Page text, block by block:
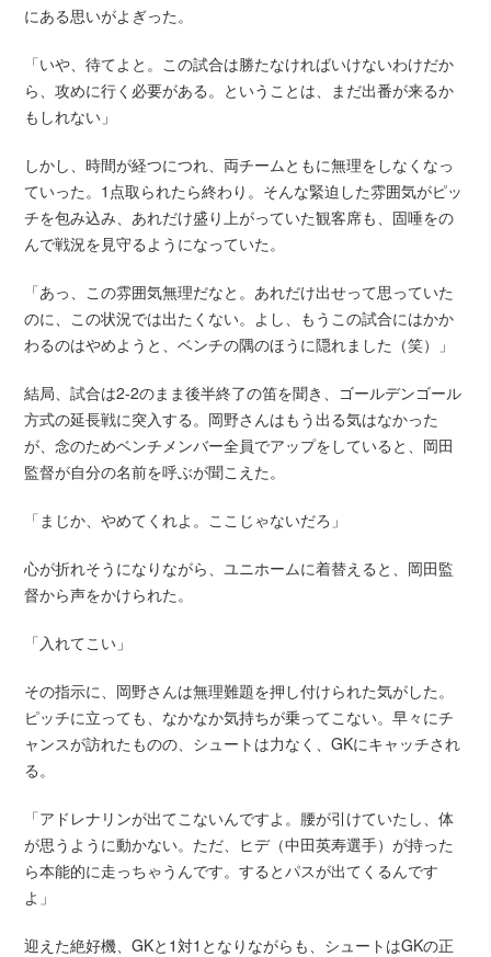
にある思いがよぎった。
「いや、待てよと。この試合は勝たなければいけないわけだか
ら、攻めに行く必要がある。ということは、まだ出番が来るか
もしれない」
しかし、時間が経つにつれ、両チームともに無理をしなくなっ
ていった。1点取られたら終わり。そんな緊迫した雰囲気がピッ
チを包み込み、あれだけ盛り上がっていた観客席も、固唾をの
んで戦況を見守るようになっていた。
「あっ、この雰囲気無理だなと。あれだけ出せって思っていた
のに、この状況では出たくない。よし、もうこの試合にはかか
わるのはやめようと、ベンチの隅のほうに隠れました（笑）」
結局、試合は2-2のまま後半終了の笛を聞き、ゴールデンゴール
方式の延長戦に突入する。岡野さんはもう出る気はなかった
が、念のためベンチメンバー全員でアップをしていると、岡田
監督が自分の名前を呼ぶが聞こえた。
「まじか、やめてくれよ。ここじゃないだろ」
心が折れそうになりながら、ユニホームに着替えると、岡田監
督から声をかけられた。
「入れてこい」
その指示に、岡野さんは無理難題を押し付けられた気がした。
ピッチに立っても、なかなか気持ちが乗ってこない。早々にチ
ャンスが訪れたものの、シュートは力なく、GKにキャッチされ
る。
「アドレナリンが出てこないんですよ。腰が引けていたし、体
が思うように動かない。ただ、ヒデ（中田英寿選手）が持った
ら本能的に走っちゃうんです。するとパスが出てくるんです
よ」
迎えた絶好機、GKと1対1となりながらも、シュートはGKの正